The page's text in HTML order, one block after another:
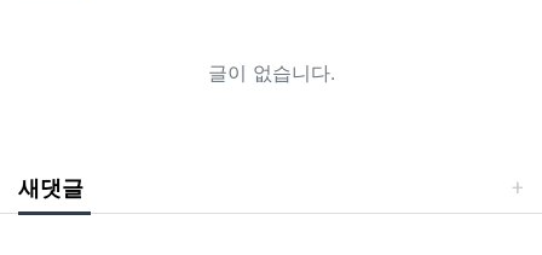
글이 없습니다.
새댓글